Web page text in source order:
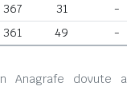
367 31
-
361 49 -
Anagrafe dovute a